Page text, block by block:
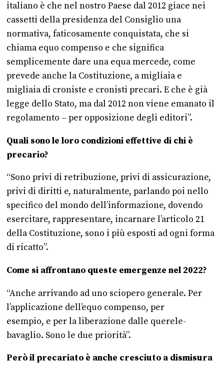
italiano è che nel nostro Paese dal 2012 giace nei
cassetti della presidenza del Consiglio una
normativa, faticosamente conquistata, che si
chiama equo compenso e che significa
semplicemente dare una equa mercede, come
prevede anche la Costituzione, a migliaia e
migliaia di croniste e cronisti precari. E che è già
legge dello Stato, ma dal 2012 non viene emanato il
regolamento – per opposizione degli editori”.
Quali sono le loro condizioni effettive di chi è
precario?
“Sono privi di retribuzione, privi di assicurazione,
privi di diritti e, naturalmente, parlando poi nello
specifico del mondo dell’informazione, dovendo
esercitare, rappresentare, incarnare l’articolo 21
della Costituzione, sono i più esposti ad ogni forma
di ricatto”.
Come si affrontano queste emergenze nel 2022?
“Anche arrivando ad uno sciopero generale. Per
l’applicazione dell’equo compenso, per
esempio, e per la liberazione dalle querele-
bavaglio. Sono le due priorità”.
Però il precariato è anche cresciuto a dismisura